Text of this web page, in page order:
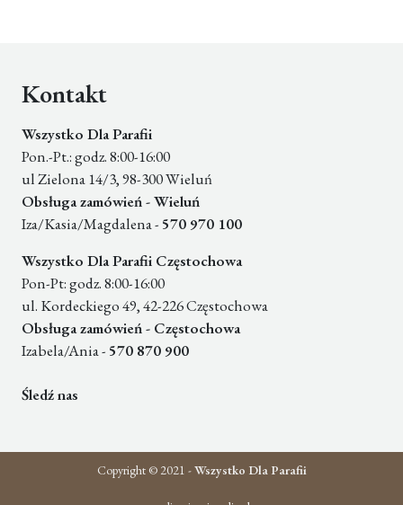
Kontakt
Wszystko Dla Parafii
Pon.-Pt.: godz. 8:00-16:00
ul Zielona 14/3, 98-300 Wieluń
Obsługa zamówień - Wieluń
Iza/Kasia/Magdalena - 570 970 100
Wszystko Dla Parafii Częstochowa
Pon-Pt: godz. 8:00-16:00
ul. Kordeckiego 49, 42-226 Częstochowa
Obsługa zamówień - Częstochowa
Izabela/Ania - 570 870 900
Śledź nas
Copyright © 2021 -Wszystko Dla Parafii